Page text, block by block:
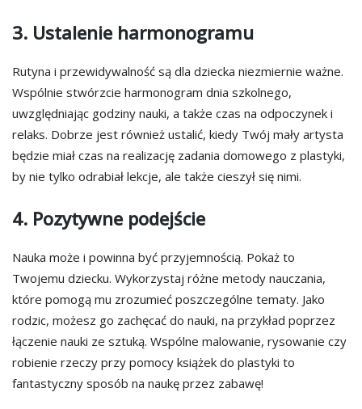
3. Ustalenie harmonogramu
Rutyna i przewidywalność są dla dziecka niezmiernie ważne.
Wspólnie stwórzcie harmonogram dnia szkolnego,
uwzględniając godziny nauki, a także czas na odpoczynek i
relaks. Dobrze jest również ustalić, kiedy Twój mały artysta
będzie miał czas na realizację zadania domowego z plastyki,
by nie tylko odrabiał lekcje, ale także cieszył się nimi.
4. Pozytywne podejście
Nauka może i powinna być przyjemnością. Pokaż to
Twojemu dziecku. Wykorzystaj różne metody nauczania,
które pomogą mu zrozumieć poszczególne tematy. Jako
rodzic, możesz go zachęcać do nauki, na przykład poprzez
łączenie nauki ze sztuką. Wspólne malowanie, rysowanie czy
robienie rzeczy przy pomocy książek do plastyki to
fantastyczny sposób na naukę przez zabawę!